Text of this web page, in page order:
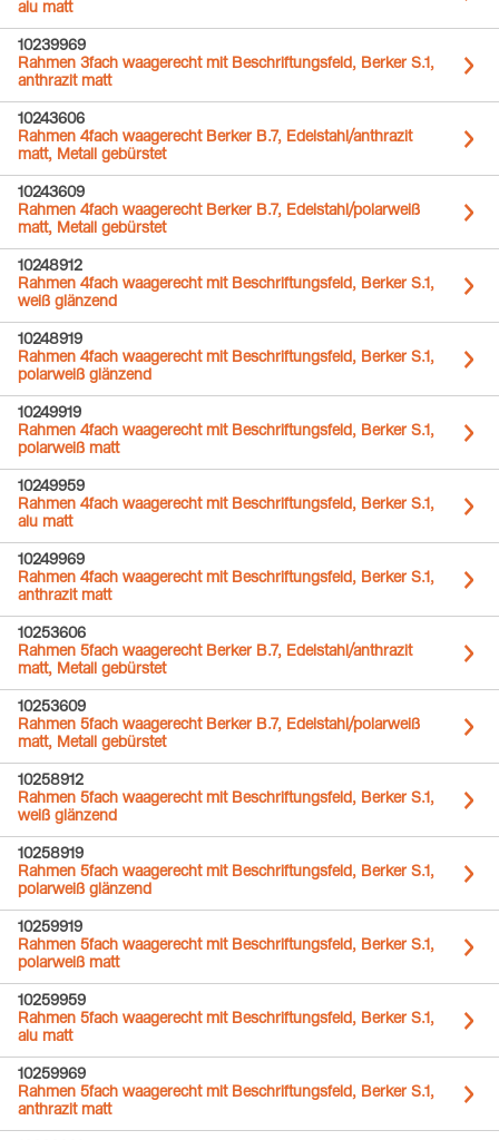
alu matt
10239969
Rahmen 3fach waagerecht mit Beschriftungsfeld, Berker S.1,
anthrazit matt
10243606
Rahmen 4fach waagerecht Berker B.7, Edelstahl/anthrazit
matt, Metall gebürstet
10243609
Rahmen 4fach waagerecht Berker B.7, Edelstahl/polarweiß
matt, Metall gebürstet
10248912
Rahmen 4fach waagerecht mit Beschriftungsfeld, Berker S.1,
weiß glänzend
10248919
Rahmen 4fach waagerecht mit Beschriftungsfeld, Berker S.1,
polarweiß glänzend
10249919
Rahmen 4fach waagerecht mit Beschriftungsfeld, Berker S.1,
polarweiß matt
10249959
Rahmen 4fach waagerecht mit Beschriftungsfeld, Berker S.1,
alu matt
10249969
Rahmen 4fach waagerecht mit Beschriftungsfeld, Berker S.1,
anthrazit matt
10253606
Rahmen 5fach waagerecht Berker B.7, Edelstahl/anthrazit
matt, Metall gebürstet
10253609
Rahmen 5fach waagerecht Berker B.7, Edelstahl/polarweiß
matt, Metall gebürstet
10258912
Rahmen 5fach waagerecht mit Beschriftungsfeld, Berker S.1,
weiß glänzend
10258919
Rahmen 5fach waagerecht mit Beschriftungsfeld, Berker S.1,
polarweiß glänzend
10259919
Rahmen 5fach waagerecht mit Beschriftungsfeld, Berker S.1,
polarweiß matt
10259959
Rahmen 5fach waagerecht mit Beschriftungsfeld, Berker S.1,
alu matt
10259969
Rahmen 5fach waagerecht mit Beschriftungsfeld, Berker S.1,
anthrazit matt